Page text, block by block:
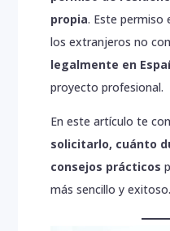
Servicios
Blog
Contacto
propia. Este permiso
los extranjeros no
legalmente en
proyecto profesional.
En este artículo te
solicitarlo, cuánto
consejos prácticos
más sencillo y exitoso.